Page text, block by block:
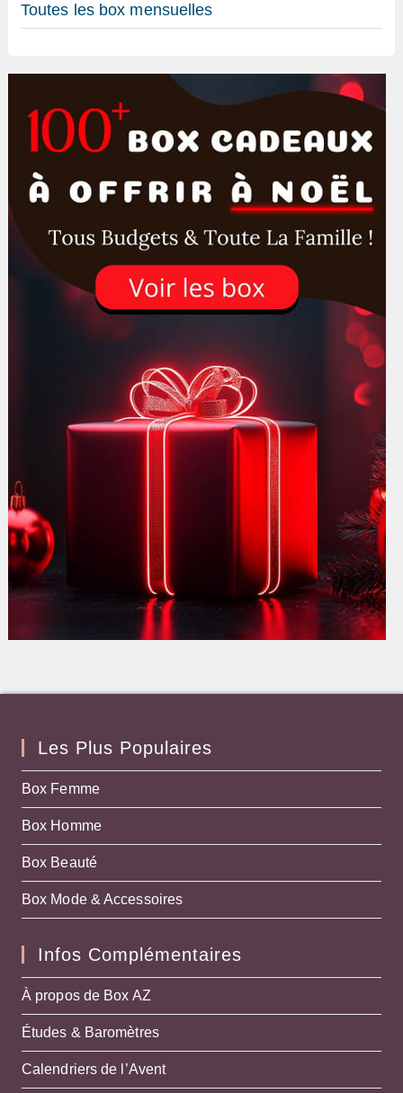
Toutes les box mensuelles
Les Plus Populaires
Box Femme
Box Homme
Box Beauté
Box Mode & Accessoires
Infos Complémentaires
À propos de Box AZ
Études & Baromètres
Calendriers de l’Avent